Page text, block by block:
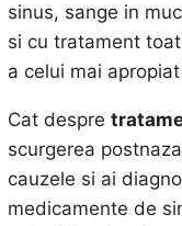
sinus, sange in
si cu tratament
a celui mai
Cat despre
scurgerea
cauzele si ai
medicamente de